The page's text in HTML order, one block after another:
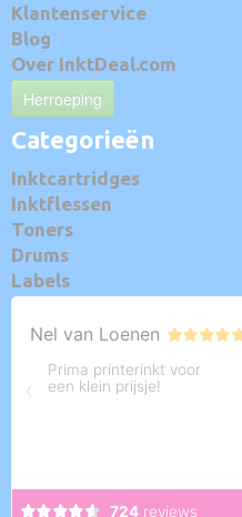
Klantenservice
Blog
Over InktDeal.com
Herroeping
Categorieën
Inktcartridges
Inktflessen
Toners
Drums
Labels